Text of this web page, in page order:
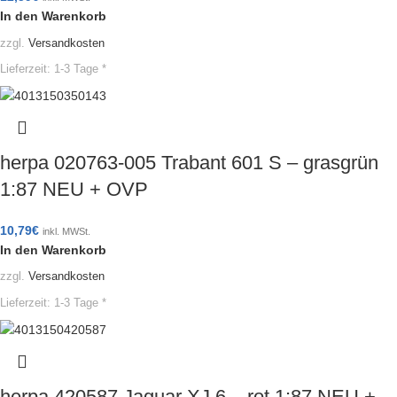
In den Warenkorb
zzgl. Versandkosten
Lieferzeit: 1-3 Tage *
herpa 020763-005 Trabant 601 S – grasgrün
1:87 NEU + OVP
10,79€ inkl. MWSt.
In den Warenkorb
zzgl. Versandkosten
Lieferzeit: 1-3 Tage *